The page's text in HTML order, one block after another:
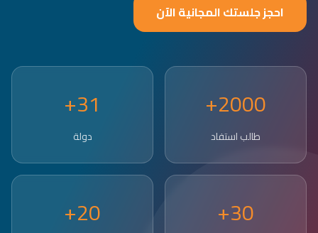
احجز جلستك المجانية الآن
2000+
طالب استفاد
31+
دولة
30+
20+